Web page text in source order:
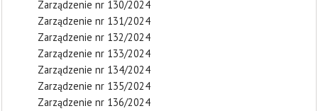
Zarządzenie nr 130/2024
Zarządzenie nr 131/2024
Zarządzenie nr 132/2024
Zarządzenie nr 133/2024
Zarządzenie nr 134/2024
Zarządzenie nr 135/2024
Zarządzenie nr 136/2024